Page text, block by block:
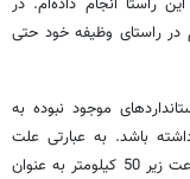
راستای وظیفه خود حتی
موجود نبوده به
کیلومتر سرعت داشته باشد. به عبارتی علت
تاکیدهای بسیار مسوولین در جهت در نظر گرفتن سرعت زیر 50 کیلومتر به عنوان